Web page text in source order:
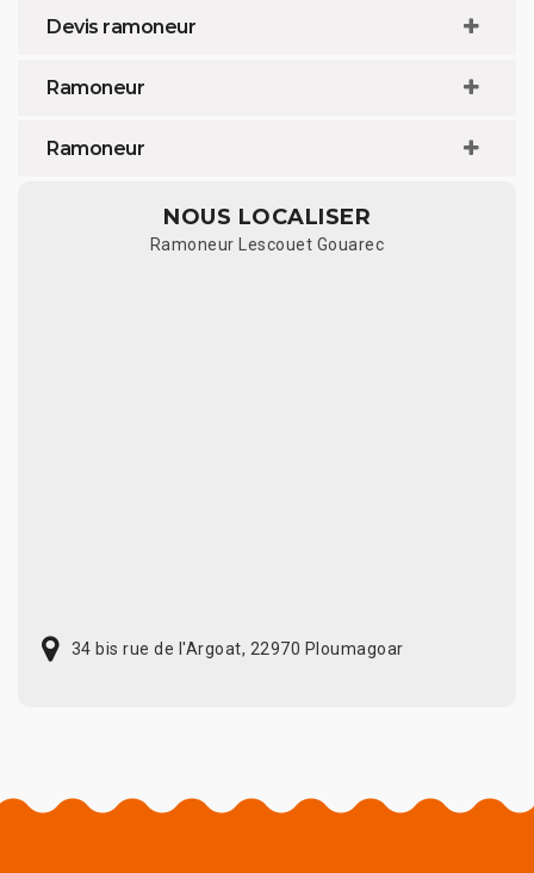
Devis ramoneur
Ramoneur
Ramoneur
NOUS LOCALISER
Ramoneur Lescouet Gouarec
34 bis rue de l'Argoat, 22970 Ploumagoar